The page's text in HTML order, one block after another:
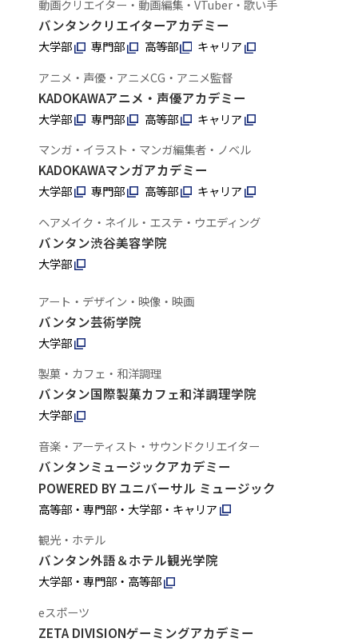
動画クリエイター・動画編集・VTuber・歌い手
バンタンクリエイターアカデミー
大学部 専門部 高等部
キャリア
アニメ・声優・アニメCG・アニメ監督
KADOKAWAアニメ・声優アカデミー
大学部 専門部 高等部
キャリア
マンガ・イラスト・マンガ編集者・ノベル
KADOKAWAマンガアカデミー
大学部 専門部 高等部
キャリア
ヘアメイク・ネイル・エステ・ウエディング
バンタン渋谷美容学院
大学部
アート・デザイン・映像・映画
バンタン芸術学院
大学部
製菓・カフェ・和洋調理
バンタン国際製菓カフェ和洋調理学院
大学部
音楽・アーティスト・サウンドクリエイター
バンタンミュージックアカデミー
POWERED BY ユニバーサル ミュージック
高等部・専門部・大学部・キャリア
観光・ホテル
バンタン外語＆ホテル観光学院
大学部・専門部・高等部
eスポーツ
ZETA DIVISIONゲーミングアカデミー